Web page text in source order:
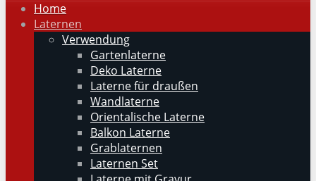
Home
Laternen
Verwendung
Gartenlaterne
Deko Laterne
Laterne für draußen
Wandlaterne
Orientalische Laterne
Balkon Laterne
Grablaternen
Laternen Set